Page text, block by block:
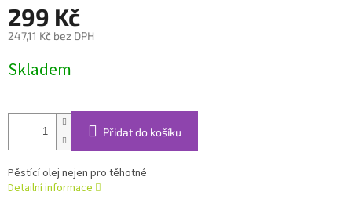
299 Kč
247,11 Kč bez DPH
cena:
Skladem
Přidat do košíku
Pěstící olej nejen pro těhotné
Detailní informace